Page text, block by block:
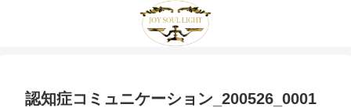
認知症コミュニケーション_200526_0001